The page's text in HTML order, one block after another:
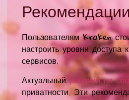
Пользователям Kraken
настроить уровни
сервисов.
Актуальныйрабочий на
приватности. Эти